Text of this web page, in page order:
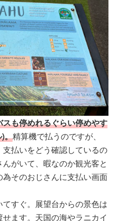
も停めれるぐらい停めやす
。精算機で払うのですが、
払いをどう確認しているの
がいて、暇なのか観光客と
そのおじさんに支払い画面
すぐ。展望台からの景色は
ます。天国の海やラニカイ